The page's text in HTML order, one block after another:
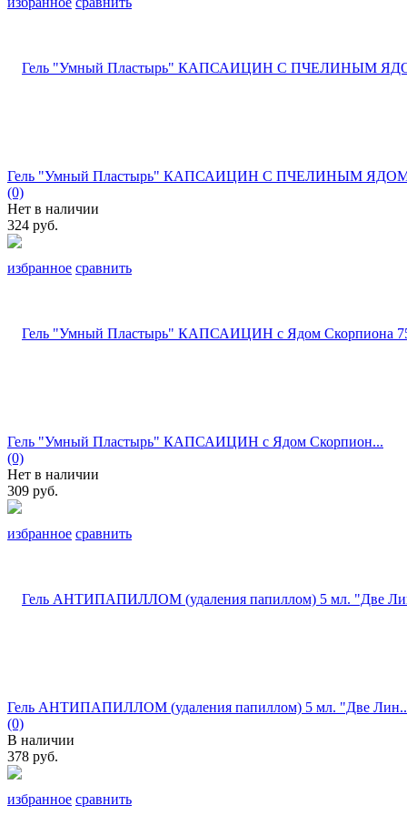
избранное сравнить
Гель "Умный Пластырь" КАПСАИЦИН С ПЧЕЛИНЫМ
(0)
Нет в наличии
324 руб.
избранное сравнить
Гель "Умный Пластырь" КАПСАИЦИН с Ядом Скорпион...
(0)
Нет в наличии
309 руб.
избранное сравнить
Гель АНТИПАПИЛЛОМ (удаления папиллом) 5 мл. "Две
(0)
В наличии
378 руб.